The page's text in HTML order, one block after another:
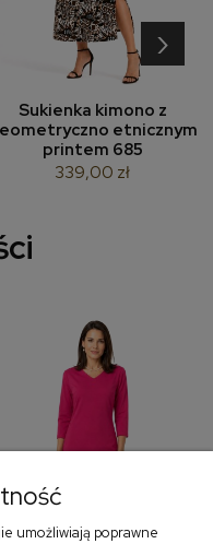
Sukienka kimono z
etnicznym
printem 685
339,00 zł
›
umożliwiają poprawne